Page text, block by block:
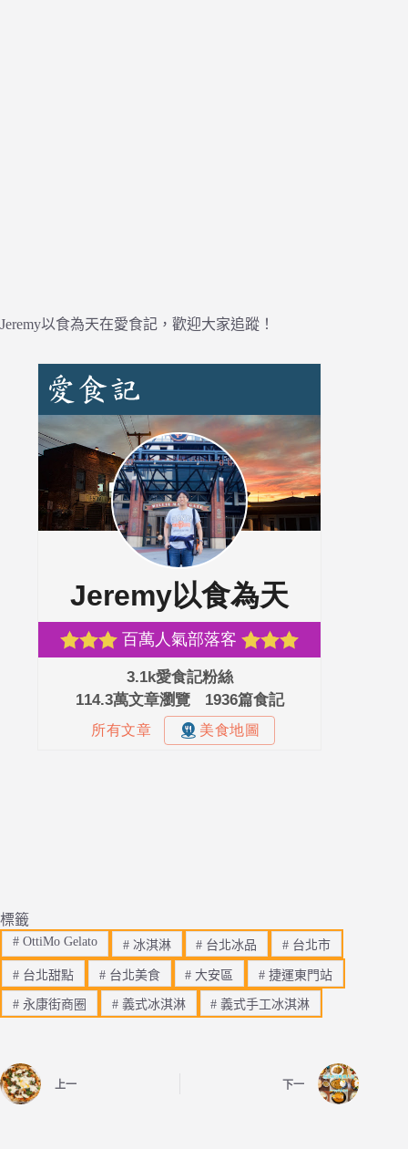
Jeremy以食為天在愛食記，歡迎大家追蹤！
標籤
#OttiMo Gelato #冰淇淋 # 台北冰品 # 台北市
#台北甜點 #台北美食 # 大安區 # 捷運東門站
#永康街商圈 #義式冰淇淋 # 義式手工冰淇淋
上一 下一